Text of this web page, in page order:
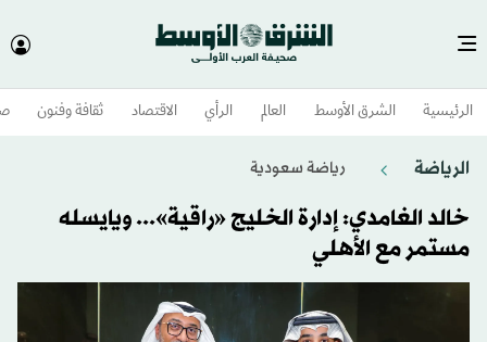
الرئيسية الشرق الأوسط​ العالم الرأي الاقتصاد ثقافة وفنون
الرياضة رياضة سعودية
خالد الغامدي: إدارة الخليج «راقية»... ويايسله
مستمر مع الأهلي